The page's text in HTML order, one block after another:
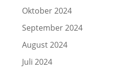
Oktober 2024
September 2024
August 2024
Juli 2024